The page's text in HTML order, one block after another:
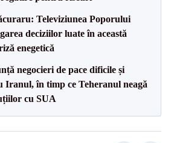
Televiziunea Poporului
deciziilor luate în această
enegetică
negocieri de pace dificile și
Iranul, în timp ce Teheranul neagă
cu SUA